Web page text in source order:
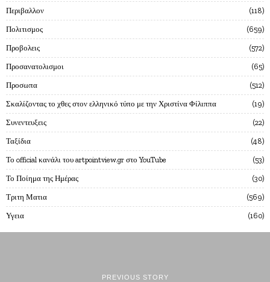
Περιβαλλον 118
Πολιτισμος 659
Προβολεις 572
Προσανατολισμοι 65
Προσωπα 512
Σκαλίζοντας το χθες στον ελληνικό τύπο με την Χριστίνα Φίλιππα 19
Συνεντευξεις 22
Ταξίδια 48
Το official κανάλι του artpointview.gr στο YouTube 53
Το Ποίημα της Ημέρας 30
Τριτη Ματια 569
Υγεια 160
PREVIOUS STORY